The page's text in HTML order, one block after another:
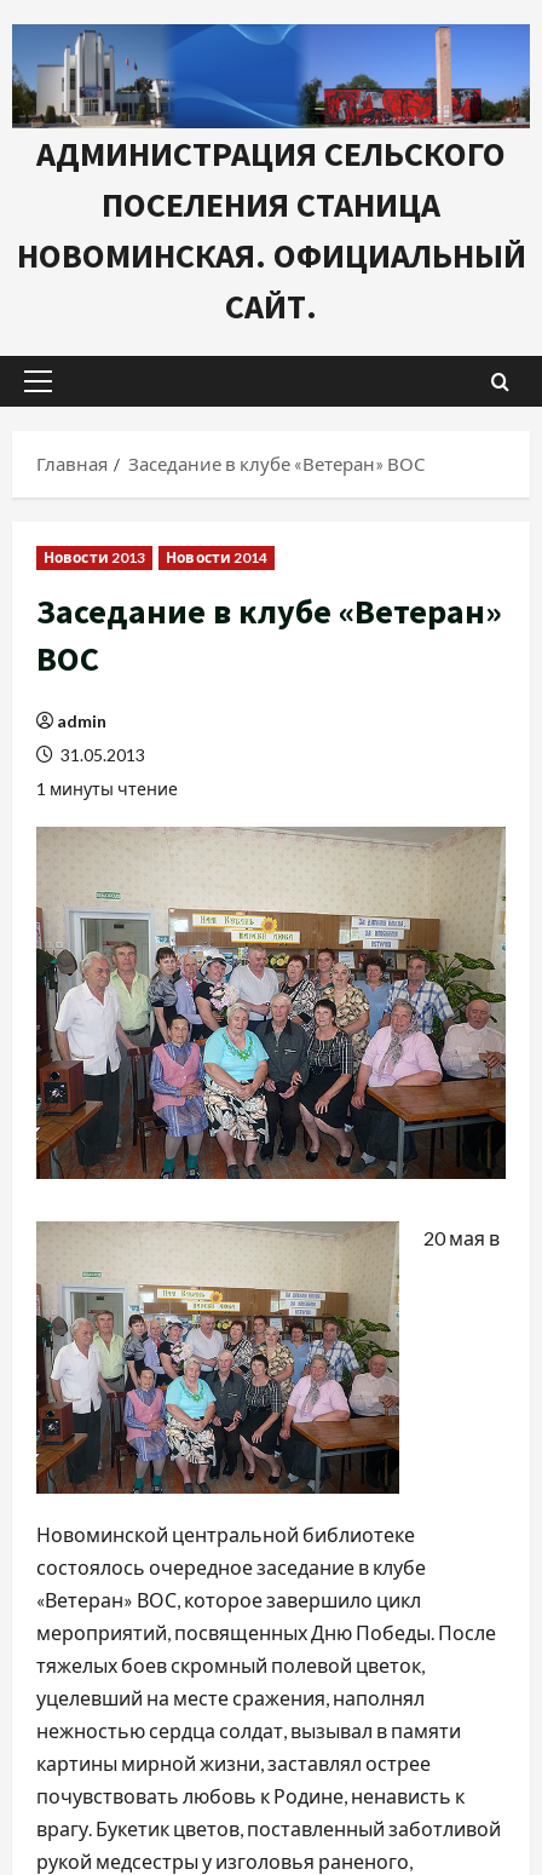
содержимому
АДМИНИСТРАЦИЯ СЕЛЬСКОГО
ПОСЕЛЕНИЯ СТАНИЦА
НОВОМИНСКАЯ. ОФИЦИАЛЬНЫЙ
САЙТ.
Основное
Главная
Заседание в клубе «Ветеран» ВОС
Новости 2013 Новости 2014
Заседание в клубе «Ветеран»
ВОС
admin
31.05.2013
1 минуты чтение
20 мая в
Новоминской центральной библиотеке
состоялось очередное заседание в клубе
«Ветеран» ВОС, которое завершило цикл
мероприятий, посвященных Дню Победы. После
тяжелых боев скромный полевой цветок,
уцелевший на месте сражения, наполнял
нежностью сердца солдат, вызывал в памяти
картины мирной жизни, заставлял острее
почувствовать любовь к Родине, ненависть к
врагу. Букетик цветов, поставленный заботливой
рукой медсестры у изголовья раненого,